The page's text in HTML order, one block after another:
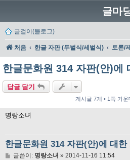
글마
글걸이(블로그)
처음 한글 자판 (두벌식/세벌식) 토론/
한글문화원 314 자판(안)에
답글 달기
게시글 7개 • 1쪽 가운
명랑소녀
한글문화원 314 자판(안)에 대
글
글쓴이: 명랑소녀 » 2014-11-16 11:54